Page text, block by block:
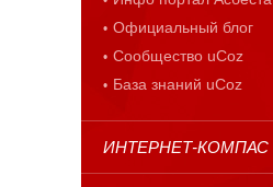
Официальный блог
Сообщество uCoz
База знаний uCoz
ИНТЕРНЕТ-КОМПАС